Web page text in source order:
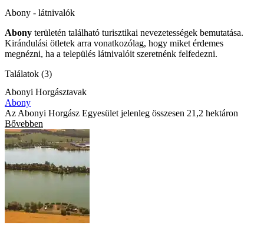
Abony - látnivalók
Abony területén található turisztikai nevezetességek bemutatása.
Kirándulási ötletek arra vonatkozólag, hogy miket érdemes
megnézni, ha a település látnivalóit szeretnénk felfedezni.
Találatok (3)
Abonyi Horgásztavak
Abony
Az Abonyi Horgász Egyesület jelenleg összesen 21,2 hektáron
Bővebben